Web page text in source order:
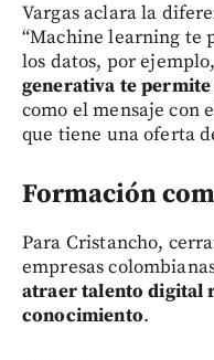
Vargas aclara la
“Machine learning te
los datos, por
generativa te
como el mensaje con
que tiene una oferta
Formación
Para Cristancho,
empresas
atraer talento digital
conocimiento.